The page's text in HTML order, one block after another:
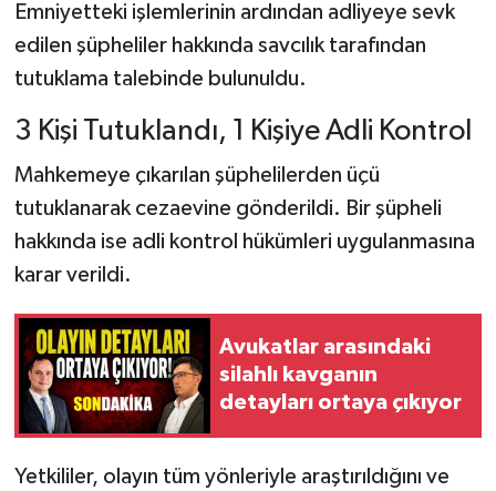
Emniyetteki işlemlerinin ardından adliyeye sevk
edilen şüpheliler hakkında savcılık tarafından
tutuklama talebinde bulunuldu.
3 Kişi Tutuklandı, 1 Kişiye Adli Kontrol
Mahkemeye çıkarılan şüphelilerden üçü
tutuklanarak cezaevine gönderildi. Bir şüpheli
hakkında ise adli kontrol hükümleri uygulanmasına
karar verildi.
Avukatlar arasındaki
silahlı kavganın
detayları ortaya çıkıyor
Yetkililer, olayın tüm yönleriyle araştırıldığını ve